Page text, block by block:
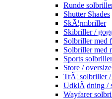
Runde
Shutter Shades
SkÃ¦rmbriller
Skibriller /
Solbriller med
Solbriller med
Sports
Store /
TrÃ¦ solbriller
UdklÃ¦dning /
Wayfarer